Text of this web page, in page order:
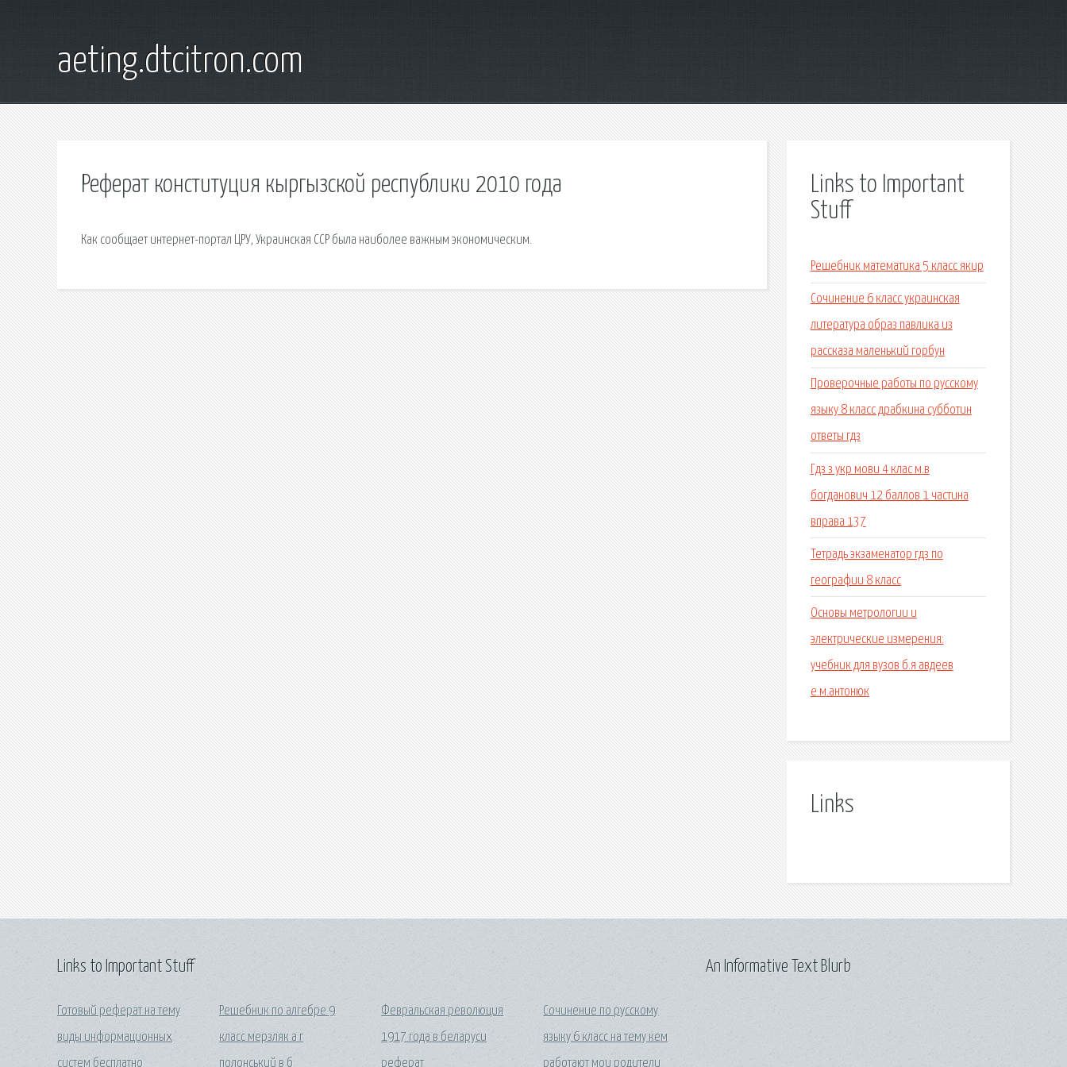
aeting.dtcitron.com
Реферат конституция кыргызской республики 2010 года
Как сообщает интернет-портал ЦРУ, Украинская ССР была наиболее важным экономическим.
Links to Important
Stuff
Решебник математика 5 класс якир
Сочинение 6 класс украинская
литература образ павлика из
рассказа маленький горбун
Проверочные работы по русскому
языку 8 класс драбкина субботин
ответы гдз
Гдз з укр мови 4 клас м.в
богданович 12 баллов 1 частина
вправа 137
Тетрадь экзаменатор гдз по
географии 8 класс
Основы метрологии и
электрические измерения:
учебник для вузов б.я авдеев
е.м.антонюк
Links
Links to Important Stuff
Готовый реферат на тему
виды информационных
систем бесплатно
Решебник по алгебре 9
класс мерзляк а г
полонський в б
Февральская революция
1917 года в беларуси
реферат
Сочинение по русскому
языку 6 класс на тему кем
работают мои родители
An Informative Text Blurb